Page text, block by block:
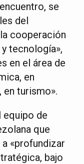
se
del
cooperación
tecnología»,
en el área de
en
en turismo».
equipo de
que
«profundizar
bajo